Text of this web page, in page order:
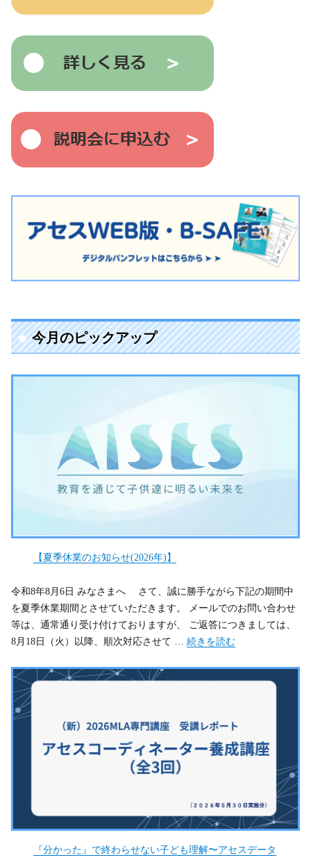
今月のピックアップ
【夏季休業のお知らせ(2026年)】
令和8年8月6日 みなさまへ さて、誠に勝手ながら下記の期間中
を夏季休業期間とさせていただきます。 メールでのお問い合わせ
等は、通常通り受け付けておりますが、 ご返答につきましては、
8月18日（火）以降、順次対応させて … “【夏季休業のお知らせ
続きを読む
『分かった』で終わらせない子ども理解〜アセスデータ